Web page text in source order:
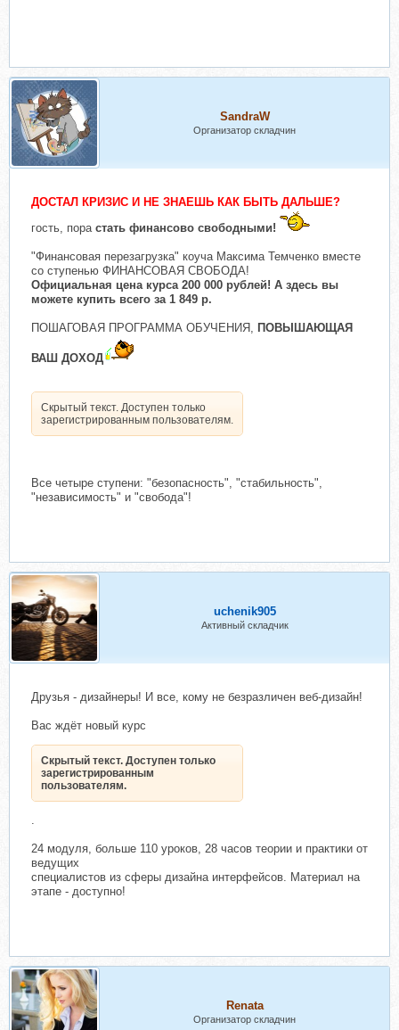
SandraW
Организатор складчин
ДОСТАЛ КРИЗИС И НЕ ЗНАЕШЬ КАК БЫТЬ ДАЛЬШЕ?
гость, пора стать финансово свободными!
"Финансовая перезагрузка" коуча Максима Темченко вместе
со ступенью ФИНАНСОВАЯ СВОБОДА!
Официальная цена курса 200 000 рублей! А здесь вы
можете купить всего за 1 849 р.
ПОШАГОВАЯ ПРОГРАММА ОБУЧЕНИЯ, ПОВЫШАЮЩАЯ
ВАШ ДОХОД
Скрытый текст. Доступен только
зарегистрированным пользователям.
Все четыре ступени: "безопасность", "стабильность",
"независимость" и "свобода"!
uchenik905
Активный складчик
Друзья - дизайнеры! И все, кому не безразличен веб-дизайн!
Вас ждёт новый курс
Скрытый текст. Доступен только
зарегистрированным
пользователям.
.
24 модуля, больше 110 уроков, 28 часов теории и практики от
ведущих
специалистов из сферы дизайна интерфейсов. Материал на
этапе - доступно!
Renata
Организатор складчин